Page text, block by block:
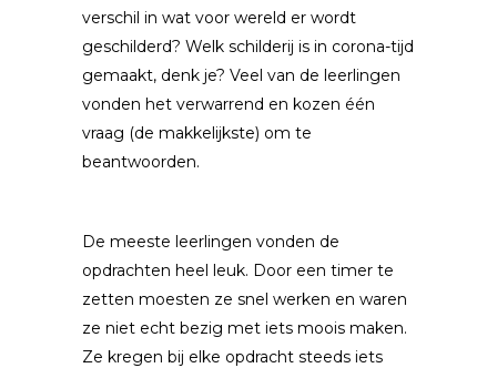
verschil in wat voor wereld er wordt
geschilderd? Welk schilderij is in corona-tijd
gemaakt, denk je? Veel van de leerlingen
vonden het verwarrend en kozen één
vraag (de makkelijkste) om te
beantwoorden.
De meeste leerlingen vonden de
opdrachten heel leuk. Door een timer te
zetten moesten ze snel werken en waren
ze niet echt bezig met iets moois maken.
Ze kregen bij elke opdracht steeds iets